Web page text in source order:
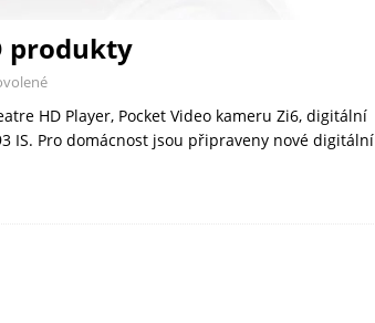
produkty
HD Player, Pocket Video kameru Zi6, digitální
IS. Pro domácnost jsou připraveny nové digitální